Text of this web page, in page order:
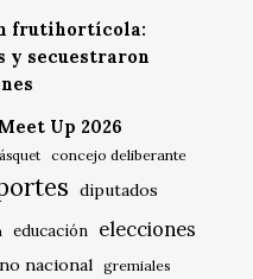
frutihortícola:
y secuestraron
Up 2026
concejo deliberante
diputados
educación elecciones
nacional gremiales